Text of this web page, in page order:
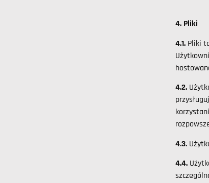
4. Pliki
4.1. Pliki
4.2.
4.3.
4.4.